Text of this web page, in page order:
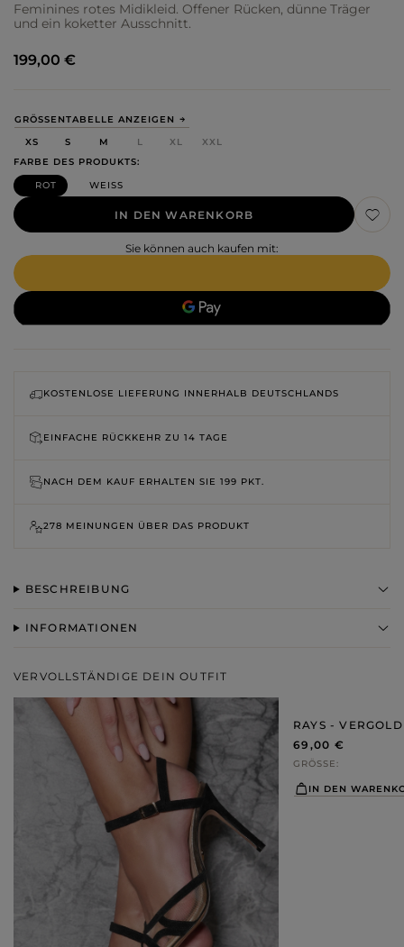
Feminines rotes Midikleid. Offener Rücken, dünne Träger
und ein koketter Ausschnitt.
GRÖSSENTABELLE ANZEIGEN
XS
S M L XL
XXL
FARBE DES PRODUKTS
ROT
WEISS
IN DEN WARENKORB
Sie können auch kaufen mit:
199,00 €
KOSTENLOSE LIEFERUNG INNERHALB DEUTSCHLANDS
EINFACHE RÜCKKEHR ZU 14 TAGE
NACH DEM KAUF ERHALTEN SIE 199 PKT.
278 MEINUNGEN ÜBER DAS PRODUKT
BESCHREIBUNG
INFORMATIONEN
VERVOLLSTÄNDIGE DEIN OUTFIT
RAYS -
69,00 €
GRÖSSE
IN DEN